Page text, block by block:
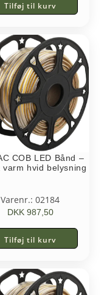
Tilføj til kurv
COB LED Bånd –
varm hvid belysning
Varenr.: 02184
DKK987,50
Tilføj til kurv